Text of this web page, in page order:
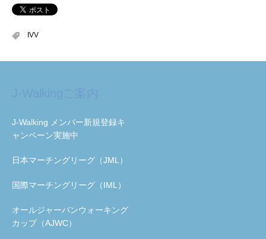
IVV
J-Walking メンバー新規登録キ
ャンペーン実施中
日本マーチングリーグ（JML）
国際マーチングリーグ（IML）
オールジャーパンウォーキング
カップ（AJWC）